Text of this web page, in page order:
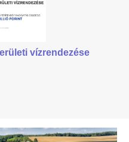
vízrendezése